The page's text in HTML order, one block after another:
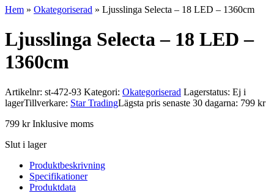
Hem » Okategoriserad » Ljusslinga Selecta – 18 LED – 1360cm
Ljusslinga Selecta – 18 LED –
1360cm
Artikelnr: st-472-93 Kategori: Okategoriserad Lagerstatus: Ej i
lagerTillverkare: Star TradingLägsta pris senaste 30 dagarna: 799 kr
799 kr Inklusive moms
Slut i lager
Produktbeskrivning
Specifikationer
Produktdata